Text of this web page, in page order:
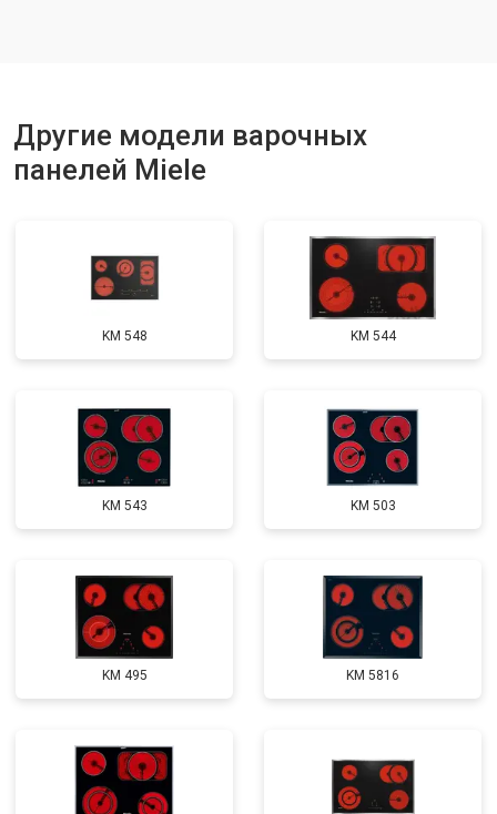
Другие модели варочных
панелей Miele
KM 548 KM 544
KM 543 KM 503
KM 495 KM 5816